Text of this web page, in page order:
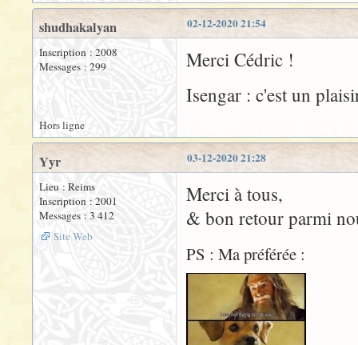
02-12-2020 21:54
shudhakalyan
Inscription : 2008
Messages : 299
Merci Cédric !
Isengar : c'est un
Hors ligne
03-12-2020 21:28
Yyr
Lieu : Reims
Inscription : 2001
Messages : 3 412
Site Web
Merci à tous,
& bon retour parmi
PS : Ma préférée :